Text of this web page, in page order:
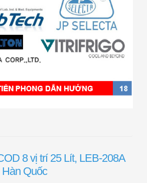
8 vị trí 25 Lít, LEB-208A
Quốc